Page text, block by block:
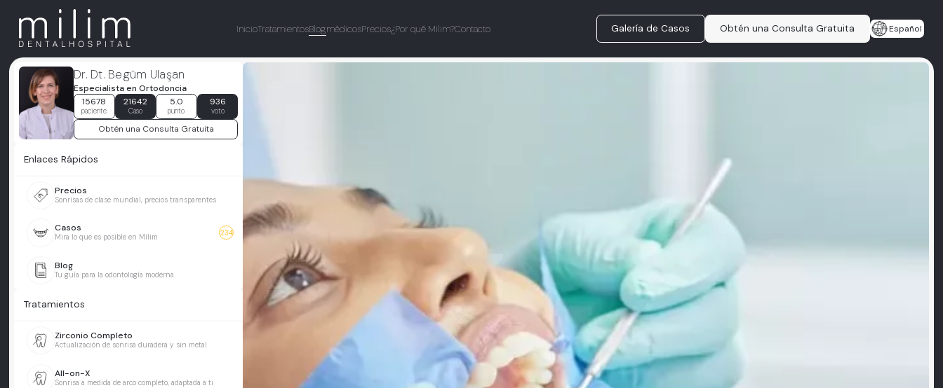
InicioTratamientosBlogmédicosPrecios¿Por qué Milim?Contacto Galería de Casos Obtén una Consulta Gratuita Español
Dr. Dt. Begüm Ulaşan
Especialista en Ortodoncia
15678
paciente
21642
Caso
5.0
punto
936
voto
Obtén una Consulta Gratuita
Enlaces Rápidos
Precios
Sonrisas de clase mundial, precios transparentes
Casos
Mira lo que es posible en Milim 234
Blog
Tu guía para la odontología moderna
Tratamientos
Zirconio Completo
Actualización de sonrisa duradera y sin metal
All-on-X
Sonrisa a medida de arco completo, adaptada a ti